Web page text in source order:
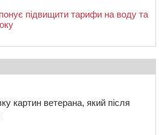
підвищити тарифи на воду та
картин ветерана, який після